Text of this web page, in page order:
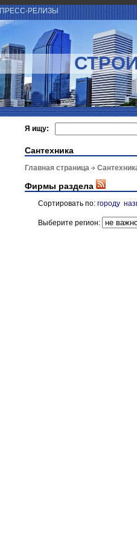
ПРЕСС-РЕЛИЗЫ
Я ищу:
Сантехника
Главная страница
Фирмы раздела
Сортировать по: городу
Выберите регион: